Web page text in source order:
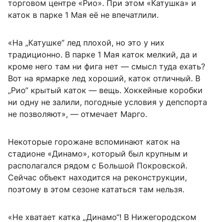
торговом центре «Рио». При этом «Катушка» и
каток в парке 1 Мая её не впечатлили.
«На „Катушке“ лед плохой, но это у них
традиционно. В парке 1 Мая каток мелкий, да и
кроме него там ни фига нет — смысл туда ехать?
Вот на ярмарке лед хороший, каток отличный. В
„Рио“ крытый каток — вещь. Хоккейные коробки
ни одну не залили, погодные условия у депспорта
не позволяют», — отмечает Марго.
Некоторые горожане вспоминают каток на
стадионе «Динамо», который был крупным и
располагался рядом с Большой Покровской.
Сейчас объект находится на реконструкции,
поэтому в этом сезоне кататься там нельзя.
«Не хватает катка „Динамо“! В Нижегородском